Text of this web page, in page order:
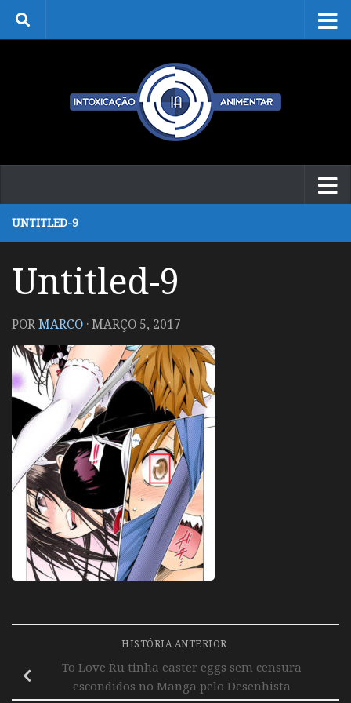
Skip to content
UNTITLED-9
Untitled-9
PORMARCO ·MARÇO 5, 2017
HISTÓRIA ANTERIOR
To Love Ru tinha easter eggs sem censura
escondidos no Manga pelo Desenhista